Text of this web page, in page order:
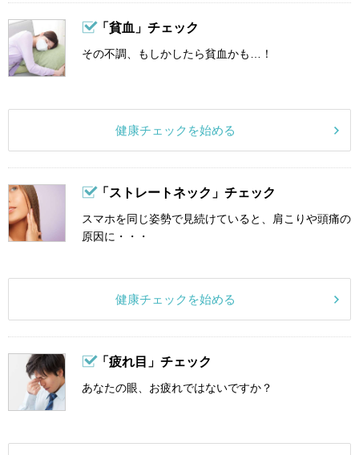
「貧血」チェック
その不調、もしかしたら貧血かも…！
健康チェックを始める
「ストレートネック」チェック
スマホを同じ姿勢で見続けていると、肩こりや頭痛の
原因に・・・
健康チェックを始める
「疲れ目」チェック
あなたの眼、お疲れではないですか？